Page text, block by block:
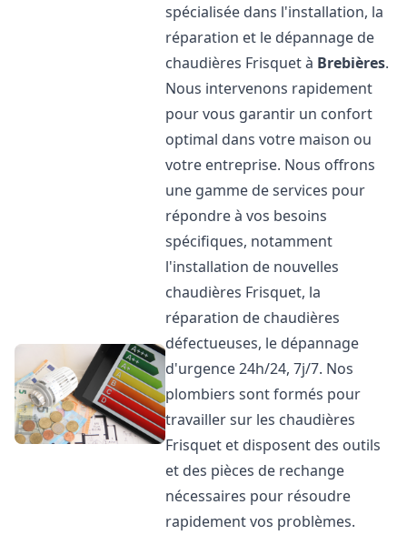
spécialisée dans l'installation, la
réparation et le dépannage de
chaudières Frisquet à Brebières.
Nous intervenons rapidement
pour vous garantir un confort
optimal dans votre maison ou
votre entreprise. Nous offrons
une gamme de services pour
répondre à vos besoins
spécifiques, notamment
l'installation de nouvelles
chaudières Frisquet, la
réparation de chaudières
défectueuses, le dépannage
d'urgence 24h/24, 7j/7. Nos
plombiers sont formés pour
travailler sur les chaudières
Frisquet et disposent des outils
et des pièces de rechange
nécessaires pour résoudre
rapidement vos problèmes.